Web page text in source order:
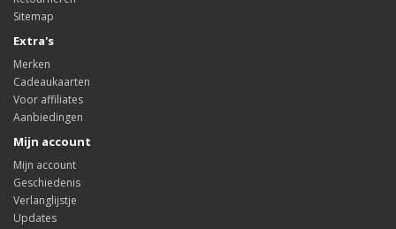
Sitemap
Extra's
Merken
Cadeaukaarten
Voor affiliates
Aanbiedingen
Mijn account
Mijn account
Geschiedenis
Verlanglijstje
Updates